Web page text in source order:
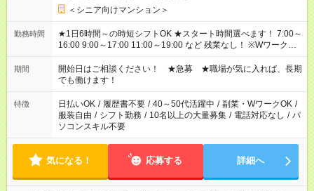
＜シニア向けマンション＞
勤務時間
★1日6時間～の時短シフトOK ★スタート時間選べます！ 7:00～
16:00 9:00～17:00 11:00～19:00 など 残業なし！ ※Wワークの
場合、他のお仕事と合わせ週40時間超の就業はご案内できませ
ん ※法令に基づき、週20時間以上勤務は社会保険への加入対象
となります ※労働者派遣法（日雇い派遣の原則禁止）により、
短時間・短期間の就業はご案内が難しい場合があります
期間
開始日はご相談ください！ ★急募 ★職場が気に入れば、長期
でも働けます！
特徴 日払いOK / 履歴書不要 / 40～50代活躍中 / 副業・WワークOK /
服装自由 / シフト勤務 / 10名以上の大量募集 / 電話対応なし / パ
ソコンスキル不要
気になる！ 応募する 詳細へ